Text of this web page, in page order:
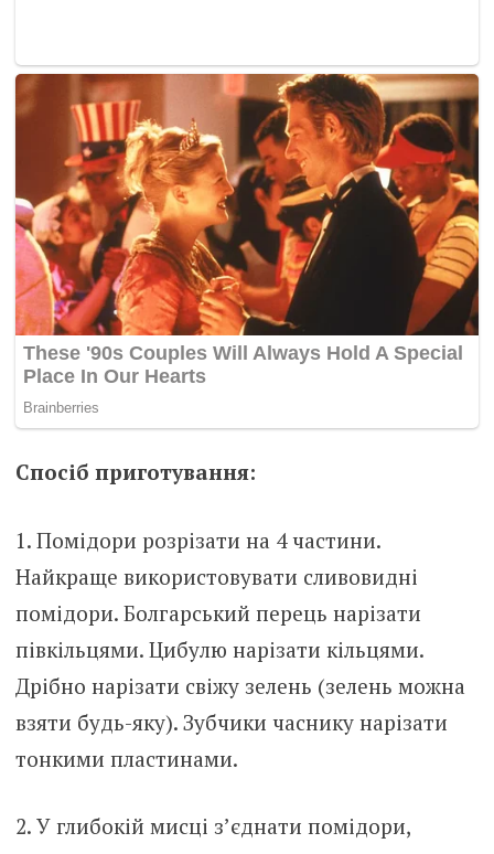
Спосіб приготування:
1. Помідори розрізати на 4 частини.
Найкраще використовувати сливовидні
помідори. Болгарський перець нарізати
півкільцями. Цибулю нарізати кільцями.
Дрібно нарізати свіжу зелень (зелень можна
взяти будь-яку). Зубчики часнику нарізати
тонкими пластинами.
2. У глибокій мисці з’єднати помідори,